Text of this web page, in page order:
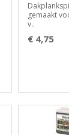
gemaakt
v..
€ 4,75